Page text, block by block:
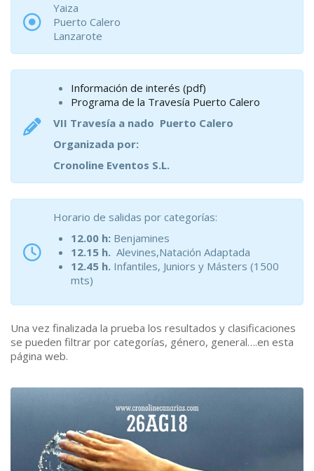
Yaiza
Puerto Calero
Lanzarote
Información de interés (pdf)
Programa de la Travesía Puerto Calero
VII Travesía a nado Puerto Calero
Organizada por:
Cronoline Eventos S.L.
Horario de salidas por categorías:
12.00 h: Benjamines
12.15 h. Alevines,Natación Adaptada
12.45 h. Infantiles, Juniors y Másters (1500
mts)
Una vez finalizada la prueba los resultados y clasificaciones
se pueden filtrar por categorías, género, general….en esta
página web.